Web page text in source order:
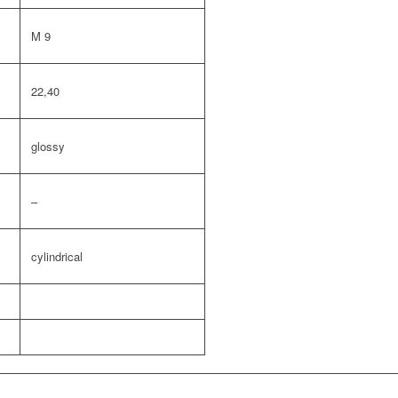
M 9
22,40
glossy
–
cylindrical